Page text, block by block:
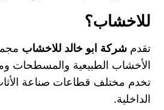
للاخشاب؟
تقدمشركة ابو خالد للاخشاب
الأخشاب الطبيعية والمسطحات
تخدم مختلف قطاعات صناعة
الداخلية.